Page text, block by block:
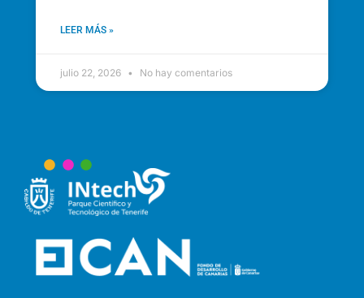
LEER MÁS »
julio 22, 2026 No hay comentarios